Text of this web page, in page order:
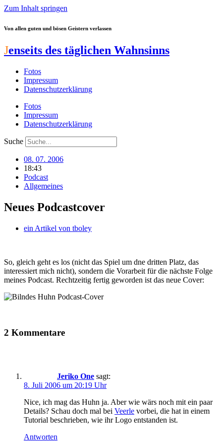
Zum Inhalt springen
Von allen guten und bösen Geistern verlassen
Jenseits des täglichen Wahnsinns
Fotos
Impressum
Datenschutzerklärung
Fotos
Impressum
Datenschutzerklärung
Suche
08. 07. 2006
18:43
Podcast
Allgemeines
Neues Podcastcover
ein Artikel von tboley
So, gleich geht es los (nicht das Spiel um dne dritten Platz, das
interessiert mich nicht), sondern die Vorarbeit für die nächste Folge
meines Podcast. Rechtzeitig fertig geworden ist das neue Cover:
2 Kommentare
Jeriko One sagt:
8. Juli 2006 um 20:19 Uhr
Nice, ich mag das Huhn ja. Aber wie wärs noch mit ein paar
Details? Schau doch mal bei Veerle vorbei, die hat in einem
Tutorial beschrieben, wie ihr Logo entstanden ist.
Antworten